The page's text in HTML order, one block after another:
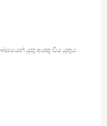
යුතු අයකු විය යුතුය